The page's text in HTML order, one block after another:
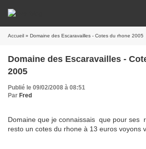
Accueil » Domaine des Escaravailles - Cotes du rhone 2005
Domaine des Escaravailles -
2005
Publié le 09/02/2008 à 08:51
Par Fred
Domaine que je connaissais que pour ses
resto un cotes du rhone à 13 euros voyons